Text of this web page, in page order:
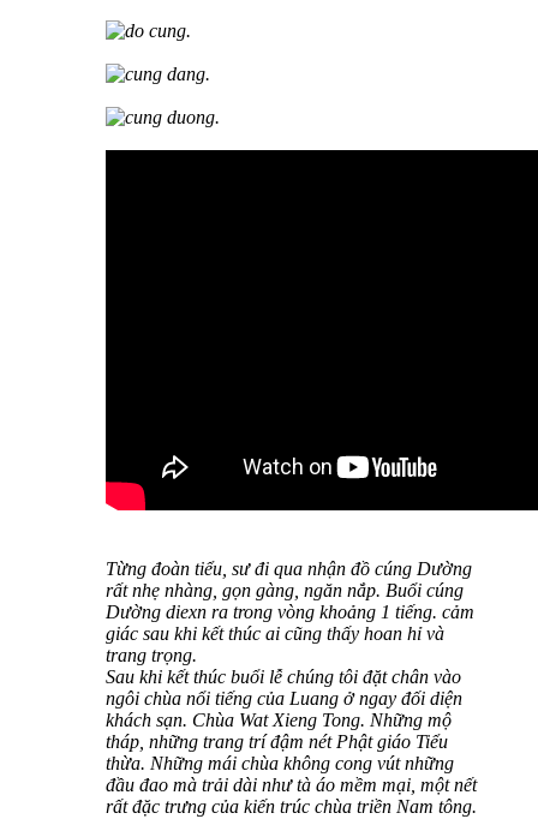
Từng đoàn tiểu, sư đi qua nhận đồ cúng Dường
rất nhẹ nhàng, gọn gàng, ngăn nắp. Buổi cúng
Dường diexn ra trong vòng khoảng 1 tiếng. cảm
giác sau khi kết thúc ai cũng thấy hoan hỉ và
trang trọng.
Sau khi kết thúc buổi lễ chúng tôi đặt chân vào
ngôi chùa nổi tiếng của Luang ở ngay đối diện
khách sạn. Chùa Wat Xieng Tong. Những mộ
tháp, những trang trí đậm nét Phật giáo Tiểu
thừa. Những mái chùa không cong vút những
đầu đao mà trải dài như tà áo mềm mại, một nết
rất đặc trưng của kiến trúc chùa triền Nam tông.